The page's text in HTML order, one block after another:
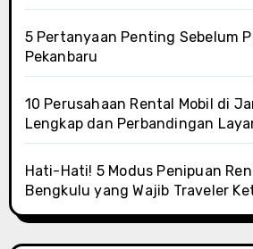
5 Pertanyaan Penting Sebelum
Pekanbaru
10 Perusahaan Rental Mobil di
Lengkap dan Perbandingan
Hati-Hati! 5 Modus Penipuan
Bengkulu yang Wajib Traveler